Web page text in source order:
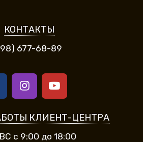
КОНТАКТЫ
677-68-89
КЛИЕНТ-ЦЕНТРА
с 9:00 до 18:00